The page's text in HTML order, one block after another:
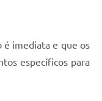
é imediata e que os
específicos para